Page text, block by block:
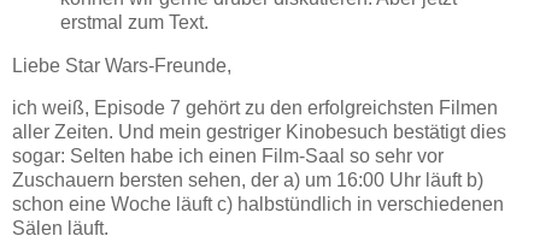
erstmal zum Text.
Liebe Star Wars-Freunde,
ich weiß, Episode 7 gehört zu den erfolgreichsten Filmen
aller Zeiten. Und mein gestriger Kinobesuch bestätigt dies
sogar: Selten habe ich einen Film-Saal so sehr vor
Zuschauern bersten sehen, der a) um 16:00 Uhr läuft b)
schon eine Woche läuft c) halbstündlich in verschiedenen
Sälen läuft.